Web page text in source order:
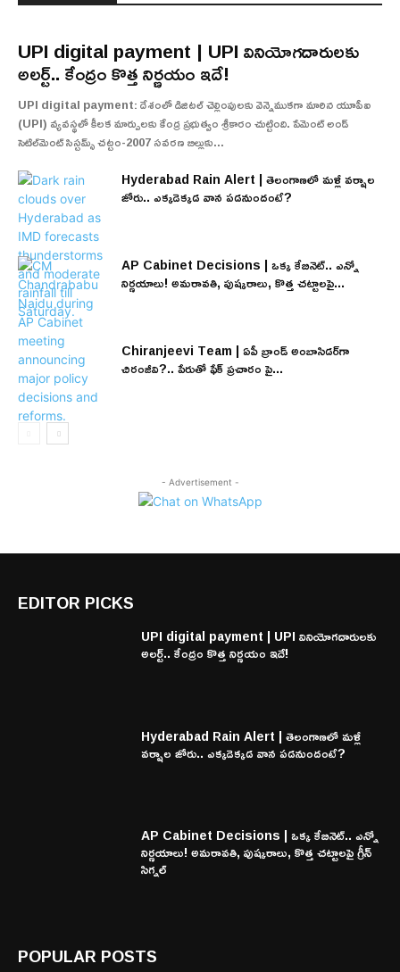
UPI digital payment | UPI వినియోగదారులకు
అలర్ట్.. కేంద్రం కొత్త నిర్ణయం ఇదే!
UPI digital payment: దేశంలో డిజిటల్ చెల్లింపులకు వెన్నెముకగా మారిన యూపీఐ
(UPI) వ్యవస్థలో కీలక మార్పులకు కేంద్ర ప్రభుత్వం శ్రీకారం చుట్టింది. పేమెంట్ అండ్
సెటిల్‌మెంట్ సిస్టమ్స్ చట్టం-2007 సవరణ బిల్లుకు...
Hyderabad Rain Alert | తెలంగాణలో మళ్లీ వర్షాల
జోరు.. ఎక్కడెక్కడ వాన పడనుందంటే?
AP Cabinet Decisions | ఒక్క కేబినెట్.. ఎన్నో
నిర్ణయాలు! అమరావతి, పుష్కరాలు, కొత్త చట్టాలపై...
Chiranjeevi Team | ఏపీ బ్రాండ్ అంబాసిడర్‌గా
చిరంజీవి?.. పేరుతో ఫేక్ ప్రచారం పై...
- Advertisement -
EDITOR PICKS
UPI digital payment | UPI వినియోగదారులకు
అలర్ట్.. కేంద్రం కొత్త నిర్ణయం ఇదే!
Hyderabad Rain Alert | తెలంగాణలో మళ్లీ
వర్షాల జోరు.. ఎక్కడెక్కడ వాన పడనుందంటే?
AP Cabinet Decisions | ఒక్క కేబినెట్.. ఎన్నో
నిర్ణయాలు! అమరావతి, పుష్కరాలు, కొత్త చట్టాలపై గ్రీన్
సిగ్నల్
POPULAR POSTS